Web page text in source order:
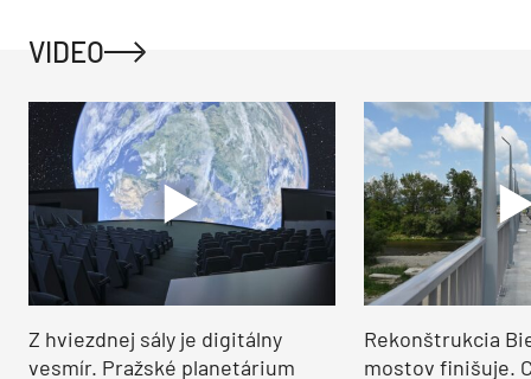
VIDEO
Z hviezdnej sály je digitálny
vesmír. Pražské planetárium
Rekonštrukcia
mostov finišuje.